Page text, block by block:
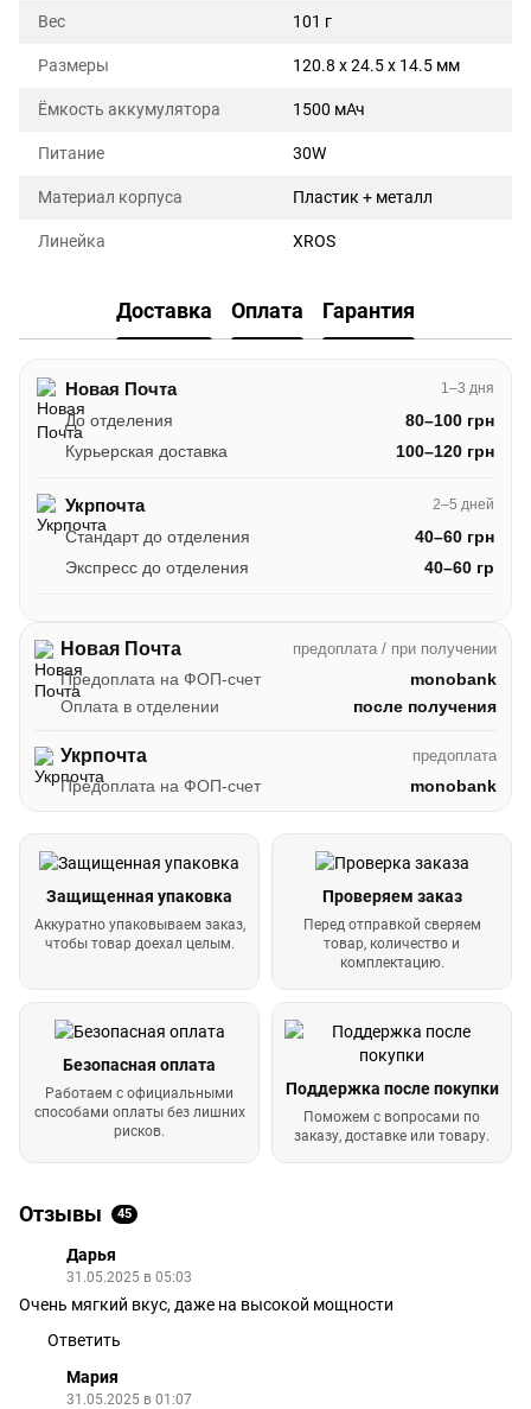
Вес 101 г
Размеры 120.8 x 24.5 x 14.5 мм
Ёмкость аккумулятора 1500 мАч
Питание 30W
Материал корпуса Пластик + металл
Линейка XROS
Доставка Оплата Гарантия
Новая Почта 1–3 дня
До отделения
80–100 грн
Курьерская доставка
100–120 грн
Укрпочта 2–5 дней
Стандарт до отделения
40–60 грн
Экспресс до отделения
40–60 гр
Новая Почта предоплата / при получении
Предоплата на ФОП-счет
monobank
Оплата в отделении
после получения
Укрпочта предоплата
Предоплата на ФОП-счет monobank
Защищенная упаковка
Аккуратно упаковываем заказ,
чтобы товар доехал целым.
Проверяем заказ
Перед отправкой сверяем
товар, количество и
комплектацию.
Безопасная оплата
Работаем с официальными
способами оплаты без лишних
рисков.
Поддержка после покупки
Поможем с вопросами по
заказу, доставке или товару.
Отзывы 45
Дарья
31.05.2025 в 05:03
Очень мягкий вкус, даже на высокой мощности
Ответить
Мария
31.05.2025 в 01:07